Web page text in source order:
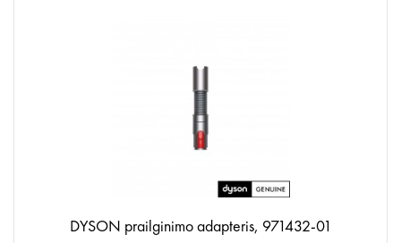
DYSON prailginimo adapteris, 971432-01